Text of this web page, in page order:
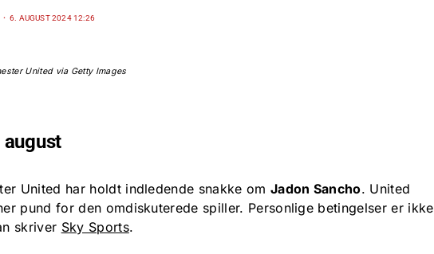
6. AUGUST 2024 12:26
United via Getty Images
United har holdt indledende snakke om Jadon Sancho. United
pund for den omdiskuterede spiller. Personlige betingelser er ikke
skriver Sky Sports.